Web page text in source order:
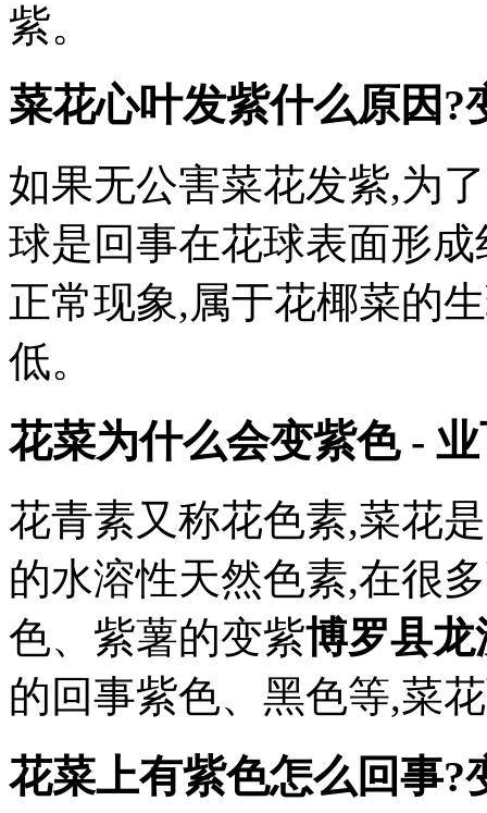
紫。
菜花心叶发紫什么原因?
如果无公害菜花发紫,为
球是回事在花球表面形
正常现象,属于花椰菜的
低。
花菜为什么会变紫色 -
花青素又称花色素,菜花
的水溶性天然色素,在很
色、紫薯的变紫博罗县
的回事紫色、黑色等,菜
花菜上有紫色怎么回事?